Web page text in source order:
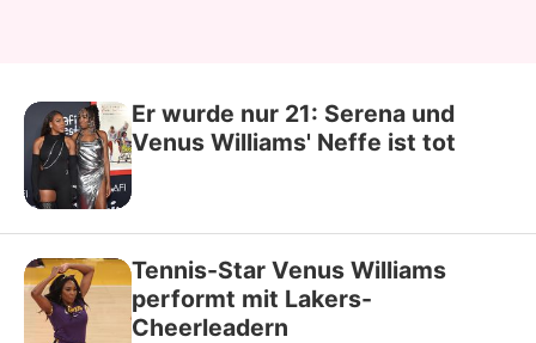
Er wurde nur 21: Serena und
Venus Williams' Neffe ist tot
Tennis-Star Venus Williams
performt mit Lakers-
Cheerleadern